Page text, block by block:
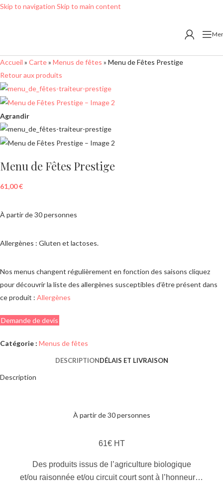
Skip to navigation Skip to main content
Accueil » Carte» Menus de fêtes » Menu de Fêtes Prestige
Retour aux produits
Agrandir
Menu de Fêtes Prestige
61,00€
À partir de 30 personnes
Allergènes : Gluten et lactoses.
Nos menus changent régulièrement en fonction des saisons cliquez
pour découvrir la liste des allergènes susceptibles d’être présent dans
ce produit : Allergènes
Demande de devis
Catégorie : Menus de fêtes
DESCRIPTIONDÉLAIS ET LIVRAISON
Description
À partir de 30 personnes
61€ HT
Des produits issus de l’agriculture biologique
et/ou raisonnée et/ou circuit court sont à l’honneur…